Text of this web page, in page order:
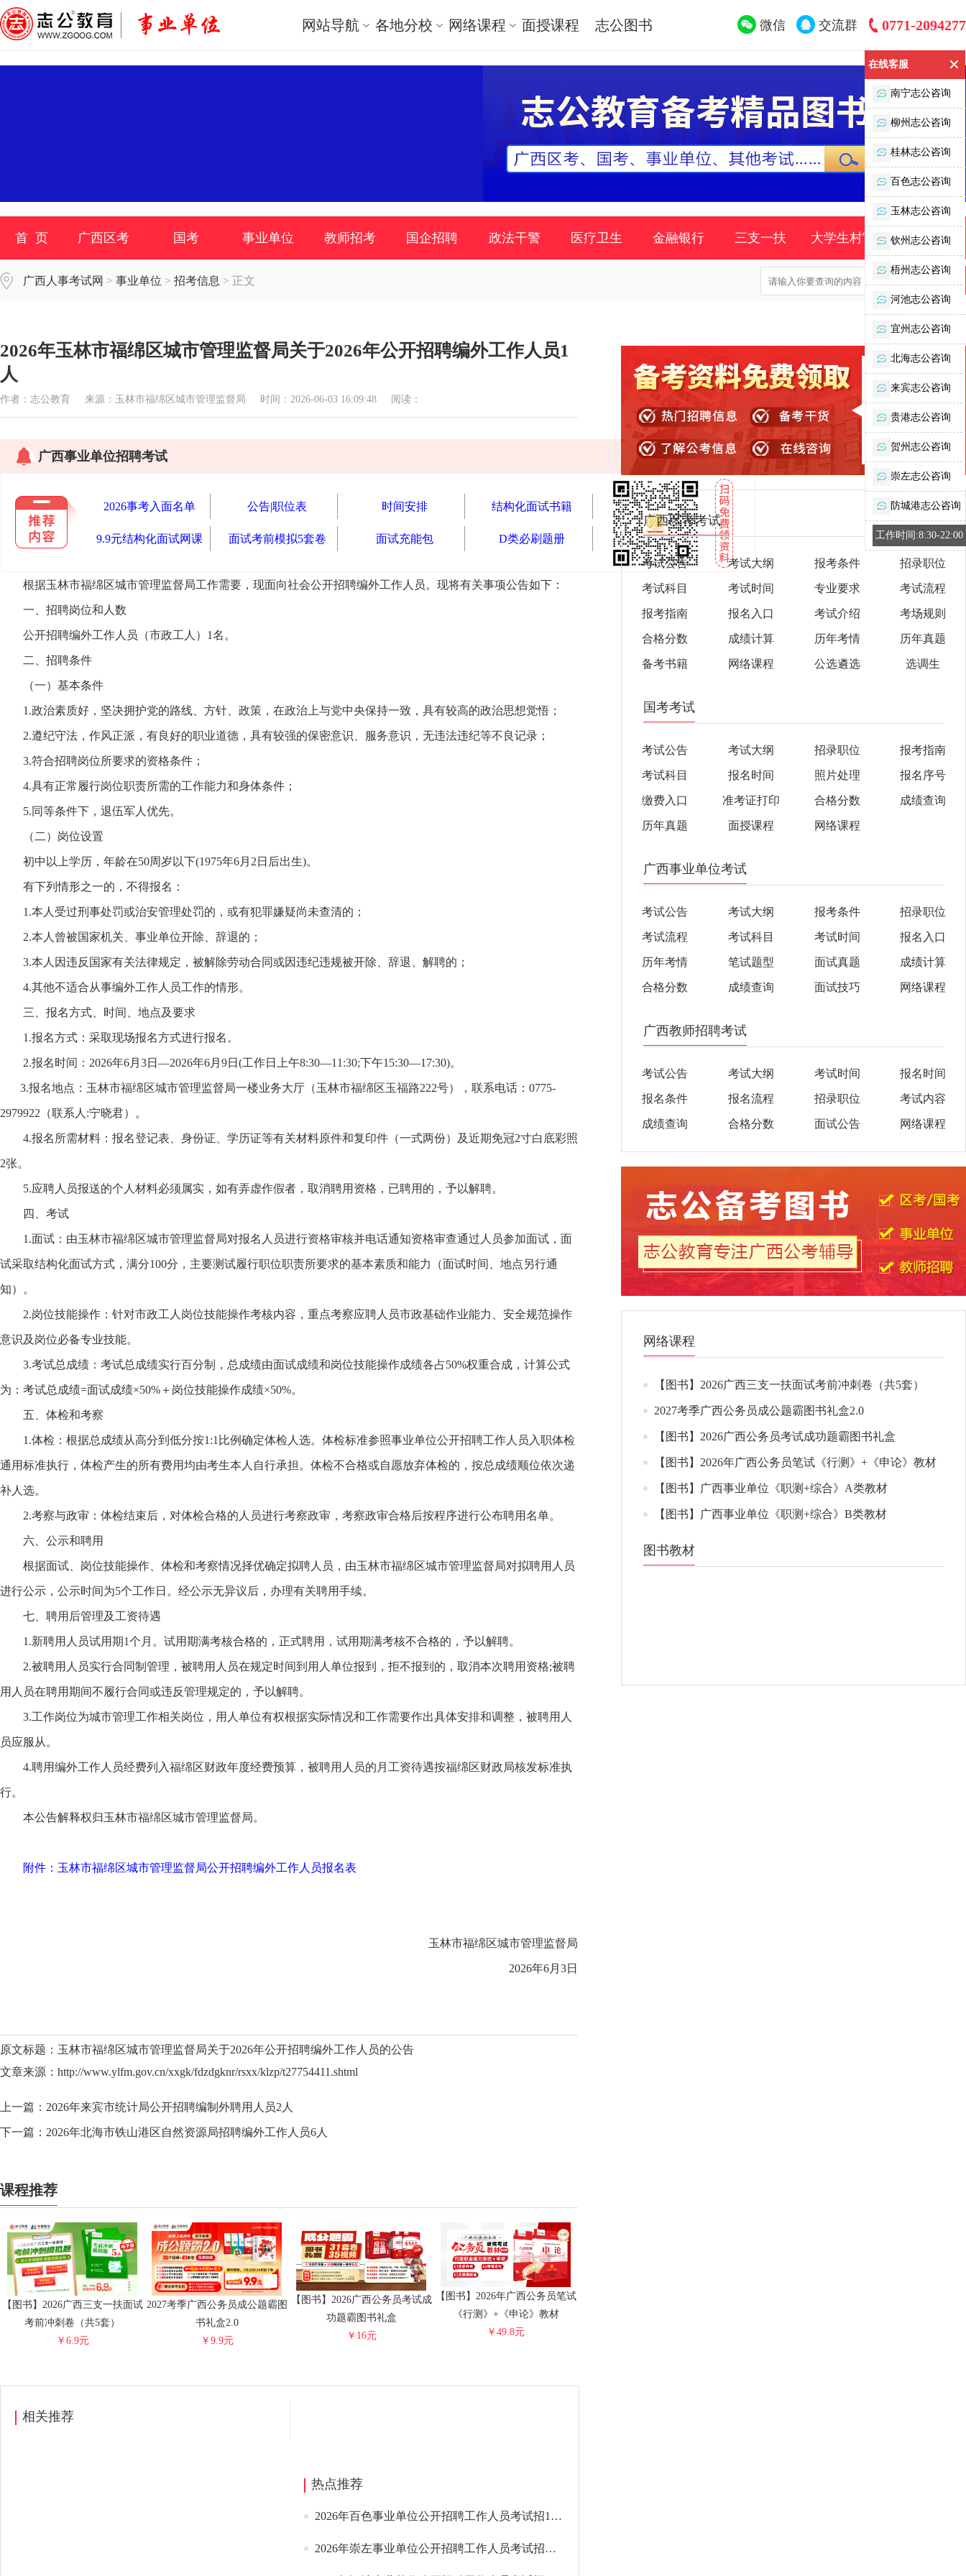
网站导航 各地分校 网络课程 面授课程 志公图书 微信 交流群 0771-2094277
首 页 广西区考 国考 事业单位 教师招考 国企招聘 政法干警 医疗卫生 金融银行 三支一扶 大学生村官 时事政策
广西人事考试网 > 事业单位 > 招考信息 > 正文
2026年玉林市福绵区城市管理监督局关于2026年公开招聘编外工作人员1
人
作者：志公教育 来源：玉林市福绵区城市管理监督局 时间：2026-06-03 16:09:48 阅读：
广西事业单位招聘考试
2026事考入面名单 公告|职位表 时间安排 结构化面试书籍
9.9元结构化面试网课 面试考前模拟5套卷 面试充能包 D类必刷题册
根据玉林市福绵区城市管理监督局工作需要，现面向社会公开招聘编外工作人员。现将有关事项公告如下：
一、招聘岗位和人数
公开招聘编外工作人员（市政工人）1名。
二、招聘条件
（一）基本条件
1.政治素质好，坚决拥护党的路线、方针、政策，在政治上与党中央保持一致，具有较高的政治思想觉悟；
2.遵纪守法，作风正派，有良好的职业道德，具有较强的保密意识、服务意识，无违法违纪等不良记录；
3.符合招聘岗位所要求的资格条件；
4.具有正常履行岗位职责所需的工作能力和身体条件；
5.同等条件下，退伍军人优先。
（二）岗位设置
初中以上学历，年龄在50周岁以下(1975年6月2日后出生)。
有下列情形之一的，不得报名：
1.本人受过刑事处罚或治安管理处罚的，或有犯罪嫌疑尚未查清的；
2.本人曾被国家机关、事业单位开除、辞退的；
3.本人因违反国家有关法律规定，被解除劳动合同或因违纪违规被开除、辞退、解聘的；
4.其他不适合从事编外工作人员工作的情形。
三、报名方式、时间、地点及要求
1.报名方式：采取现场报名方式进行报名。
2.报名时间：2026年6月3日—2026年6月9日(工作日上午8:30—11:30;下午15:30—17:30)。
3.报名地点：玉林市福绵区城市管理监督局一楼业务大厅（玉林市福绵区玉福路222号），联系电话：0775-
2979922（联系人:宁晓君）。
4.报名所需材料：报名登记表、身份证、学历证等有关材料原件和复印件（一式两份）及近期免冠2寸白底彩照
2张。
5.应聘人员报送的个人材料必须属实，如有弄虚作假者，取消聘用资格，已聘用的，予以解聘。
四、考试
1.面试：由玉林市福绵区城市管理监督局对报名人员进行资格审核并电话通知资格审查通过人员参加面试，面
试采取结构化面试方式，满分100分，主要测试履行职位职责所要求的基本素质和能力（面试时间、地点另行通
知）。
2.岗位技能操作：针对市政工人岗位技能操作考核内容，重点考察应聘人员市政基础作业能力、安全规范操作
意识及岗位必备专业技能。
3.考试总成绩：考试总成绩实行百分制，总成绩由面试成绩和岗位技能操作成绩各占50%权重合成，计算公式
为：考试总成绩=面试成绩×50%＋岗位技能操作成绩×50%。
五、体检和考察
1.体检：根据总成绩从高分到低分按1:1比例确定体检人选。体检标准参照事业单位公开招聘工作人员入职体检
通用标准执行，体检产生的所有费用均由考生本人自行承担。体检不合格或自愿放弃体检的，按总成绩顺位依次递
补人选。
2.考察与政审：体检结束后，对体检合格的人员进行考察政审，考察政审合格后按程序进行公布聘用名单。
六、公示和聘用
根据面试、岗位技能操作、体检和考察情况择优确定拟聘人员，由玉林市福绵区城市管理监督局对拟聘用人员
进行公示，公示时间为5个工作日。经公示无异议后，办理有关聘用手续。
七、聘用后管理及工资待遇
1.新聘用人员试用期1个月。试用期满考核合格的，正式聘用，试用期满考核不合格的，予以解聘。
2.被聘用人员实行合同制管理，被聘用人员在规定时间到用人单位报到，拒不报到的，取消本次聘用资格;被聘
用人员在聘用期间不履行合同或违反管理规定的，予以解聘。
3.工作岗位为城市管理工作相关岗位，用人单位有权根据实际情况和工作需要作出具体安排和调整，被聘用人
员应服从。
4.聘用编外工作人员经费列入福绵区财政年度经费预算，被聘用人员的月工资待遇按福绵区财政局核发标准执
行。
本公告解释权归玉林市福绵区城市管理监督局。
附件：玉林市福绵区城市管理监督局公开招聘编外工作人员报名表
玉林市福绵区城市管理监督局
2026年6月3日
原文标题：玉林市福绵区城市管理监督局关于2026年公开招聘编外工作人员的公告
文章来源：http://www.ylfm.gov.cn/xxgk/fdzdgknr/rsxx/klzp/t27754411.shtml
上一篇： 2026年来宾市统计局公开招聘编制外聘用人员2人
下一篇： 2026年北海市铁山港区自然资源局招聘编外工作人员6人
课程推荐
【图书】2026广西三支一扶面试
考前冲刺卷（共5套）
￥6.9元
2027考季广西公务员成公题霸图
书礼盒2.0
￥9.9元
【图书】2026广西公务员考试成
功题霸图书礼盒
￥16元
【图书】2026年广西公务员笔试
《行测》+《申论》教材
￥49.8元
相关推荐
热点推荐
2026年百色事业单位公开招聘工作人员考试招1563人
2026年崇左事业单位公开招聘工作人员考试招聘1652人
广西区考考试
考试公告 考试大纲 报考条件 招录职位
考试科目 考试时间 专业要求 考试流程
报考指南 报名入口 考试介绍 考场规则
合格分数 成绩计算 历年考情 历年真题
备考书籍 网络课程 公选遴选 选调生
国考考试
考试公告 考试大纲 招录职位 报考指南
考试科目 报名时间 照片处理 报名序号
缴费入口 准考证打印 合格分数 成绩查询
历年真题 面授课程 网络课程
广西事业单位考试
考试公告 考试大纲 报考条件 招录职位
考试流程 考试科目 考试时间 报名入口
历年考情 笔试题型 面试真题 成绩计算
合格分数 成绩查询 面试技巧 网络课程
广西教师招聘考试
考试公告 考试大纲 考试时间 报名时间
报名条件 报名流程 招录职位 考试内容
成绩查询 合格分数 面试公告 网络课程
网络课程
【图书】2026广西三支一扶面试考前冲刺卷（共5套）
2027考季广西公务员成公题霸图书礼盒2.0
【图书】2026广西公务员考试成功题霸图书礼盒
【图书】2026年广西公务员笔试《行测》+《申论》教材
【图书】广西事业单位《职测+综合》A类教材
【图书】广西事业单位《职测+综合》B类教材
图书教材
在线客服
南宁志公咨询
柳州志公咨询
桂林志公咨询
百色志公咨询
玉林志公咨询
钦州志公咨询
梧州志公咨询
河池志公咨询
宜州志公咨询
北海志公咨询
来宾志公咨询
贵港志公咨询
贺州志公咨询
崇左志公咨询
防城港志公咨询
工作时间:8:30-22:00